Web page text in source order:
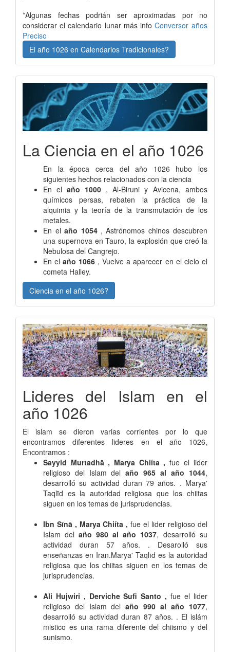
*Algunas fechas podrián ser aproximadas por no
considerar el calendario lunar más info Conversor años
Preciso
El año 1026 en Calendarios Tradicionales?
La Ciencia en el año 1026
En la época cerca del año 1026 hubo los
siguientes hechos relacionados con la ciencia
En el año 1000 , Al-Biruni y Avicena, ambos
químicos persas, rebaten la práctica de la
alquimia y la teoría de la transmutación de los
metales.
En el año 1054 , Astrónomos chinos descubren
una supernova en Tauro, la explosión que creó la
Nebulosa del Cangrejo.
En el año 1066 , Vuelve a aparecer en el cielo el
cometa Halley.
Ciencia en el año 1026?
Lideres del Islam en el
año 1026
El islam se dieron varias corrientes por lo que
encontramos diferentes lideres en el año 1026,
Encontramos :
Sayyid Murtadhā , Marya Chiíta , fue el lider
religioso del Islam del año 965 al año 1044,
desarrolló su actividad duran 79 años. . Marya'
Taqlīd es la autoridad religiosa que los chiitas
siguen en los temas de jurisprudencias.
Ibn Sīnā , Marya Chiíta , fue el lider religioso del
Islam del año 980 al año 1037, desarrolló su
actividad duran 57 años. . Desarolló sus
enseñanzas en Iran.Marya' Taqlīd es la autoridad
religiosa que los chiitas siguen en los temas de
jurisprudencias.
Ali Hujwiri , Derviche Sufi Santo , fue el lider
religioso del Islam del año 990 al año 1077,
desarrolló su actividad duran 87 años. . El islám
mistico es una rama diferente del chiismo y del
sunismo.